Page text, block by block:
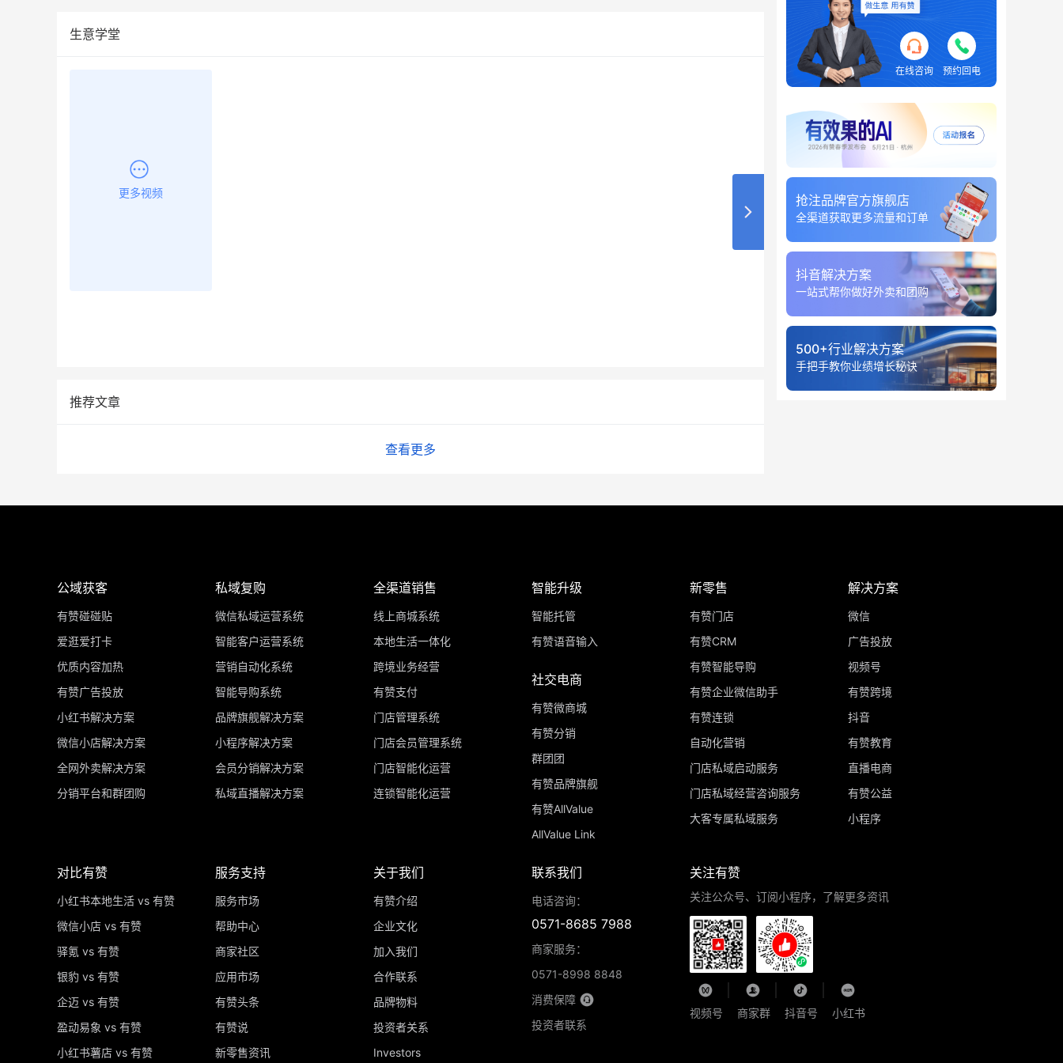
生意学堂
更多视频
推荐文章
查看更多
在线咨询 预约回电
抢注品牌官方旗舰店
全渠道获取更多流量和订单
抖音解决方案
一站式帮你做好外卖和团购
500+行业解决方案
手把手教你业绩增长秘诀
公域获客
有赞碰碰贴
爱逛爱打卡
优质内容加热
有赞广告投放
小红书解决方案
微信小店解决方案
全网外卖解决方案
分销平台和群团购
私域复购
微信私域运营系统
智能客户运营系统
营销自动化系统
智能导购系统
品牌旗舰解决方案
小程序解决方案
会员分销解决方案
私域直播解决方案
全渠道销售
线上商城系统
本地生活一体化
跨境业务经营
有赞支付
门店管理系统
门店会员管理系统
门店智能化运营
连锁智能化运营
智能升级
智能托管
有赞语音输入
社交电商
有赞微商城
有赞分销
群团团
有赞品牌旗舰
有赞AllValue
AllValue Link
新零售
有赞门店
有赞CRM
有赞智能导购
有赞企业微信助手
有赞连锁
自动化营销
门店私域启动服务
门店私域经营咨询服务
大客专属私域服务
解决方案
微信
广告投放
视频号
有赞跨境
抖音
有赞教育
直播电商
有赞公益
小程序
对比有赞
小红书本地生活 vs 有赞
微信小店 vs 有赞
驿氪 vs 有赞
银豹 vs 有赞
企迈 vs 有赞
盈动易象 vs 有赞
小红书薯店 vs 有赞
服务支持
服务市场
帮助中心
商家社区
应用市场
有赞头条
有赞说
新零售资讯
关于我们
有赞介绍
企业文化
加入我们
合作联系
品牌物料
投资者关系
Investors
联系我们
电话咨询：
0571-8685 7988
商家服务：
0571-8998 8848
消费保障
投资者联系
关注有赞
关注公众号、订阅小程序，了解更多资讯
视频号 商家群 抖音号 小红书